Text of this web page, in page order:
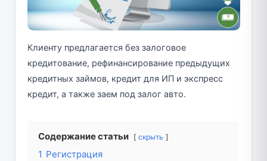
Клиенту предлагается без залоговое
кредитование, рефинансирование предыдущих
кредитных займов, кредит для ИП и экспресс
кредит, а также заем под залог авто.
Содержание статьи скрыть
1 Регистрация